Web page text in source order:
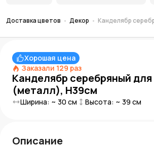
Доставка цветов Декор Канделябр
Хорошая цена
Заказали 129 раз
Канделябр серебряный для
(металл), H39см
Ширина: ~ 30 см Высота: ~ 39 см
Описание